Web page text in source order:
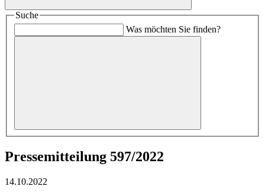
Suche
Was möchten Sie finden?
Pressemitteilung 597/2022
14.10.2022